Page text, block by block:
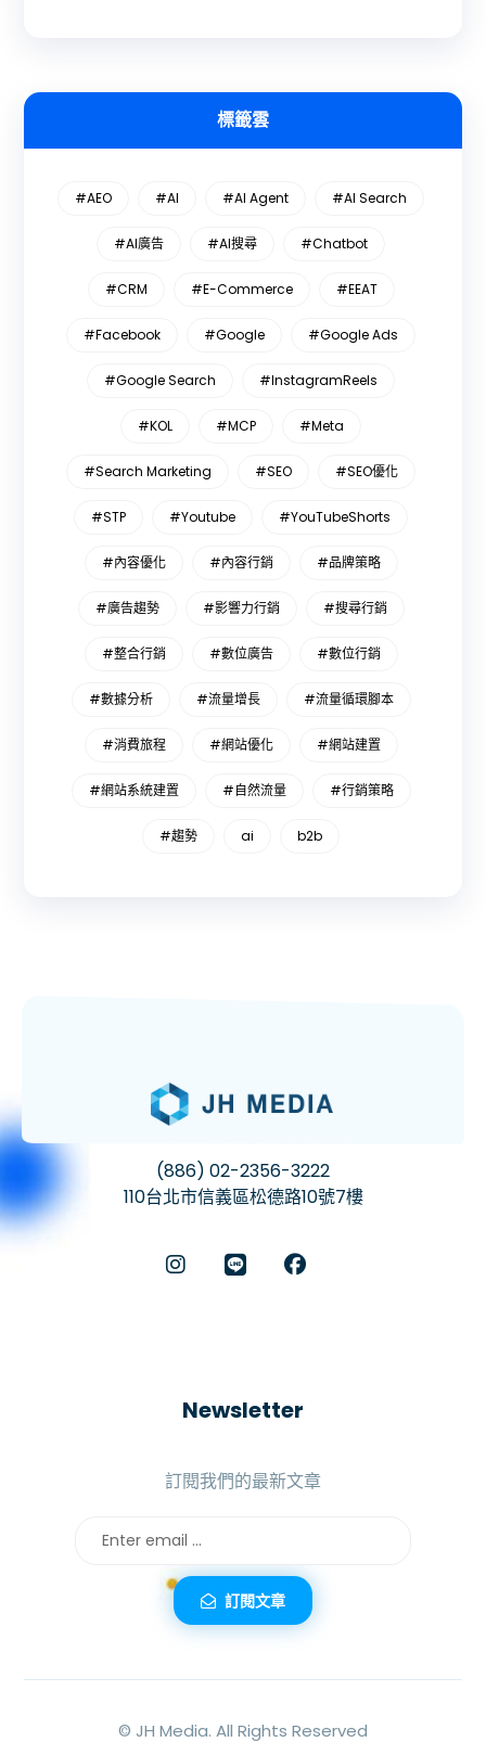
標籤雲
#AEO #AI #AI Agent #AI Search
#AI廣告 #AI搜尋 #Chatbot
#CRM #E-Commerce #EEAT
#Facebook #Google #Google Ads
#Google Search #InstagramReels
#KOL #MCP #Meta
#Search Marketing #SEO #SEO優化
#STP #Youtube #YouTubeShorts
#內容優化 #內容行銷 #品牌策略
#廣告趨勢 #影響力行銷 #搜尋行銷
#整合行銷 #數位廣告 #數位行銷
#數據分析 #流量增長 #流量循環腳本
#消費旅程 #網站優化 #網站建置
#網站系統建置 #自然流量 #行銷策略
#趨勢 ai b2b
(886) 02-2356-3222
110台北市信義區松德路10號7樓
Newsletter
訂閱我們的最新文章
訂閱文章
© JH Media. All Rights Reserved